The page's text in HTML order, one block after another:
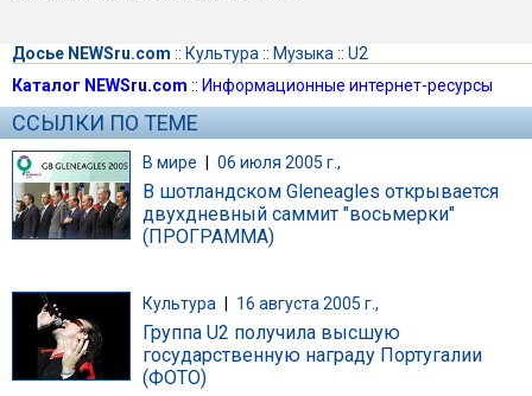
Досье NEWSru.com :: Культура :: Музыка :: U2
Каталог NEWSru.com :: Информационные интернет-ресурсы
ССЫЛКИ ПО ТЕМЕ
В мире | 06 июля 2005 г.,
В шотландском Gleneagles открывается
двухдневный саммит "восьмерки"
(ПРОГРАММА)
Культура 16 августа 2005 г.,
Группа U2 получила высшую
государственную награду Португалии
(ФОТО)